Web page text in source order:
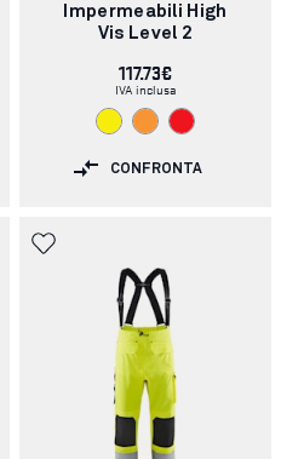
Impermeabili High
Vis Level 2
117.73€
IVA inclusa
CONFRONTA